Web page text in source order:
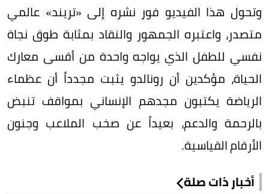
وتحول هذا الفيديو فور نشره إلى «تريند» عالمي
متصدر، واعتبره الجمهور والنقاد بمثابة طوق نجاة
نفسي للطفل الذي يواجه واحدة من أقسى معارك
الحياة، مؤكدين أن رونالدو يثبت مجدداً أن عظماء
الرياضة يكتبون مجدهم الإنساني بمواقف تنبض
بالرحمة والدعم، بعيداً عن صخب الملاعب وجنون
الأرقام القياسية.
أخبار ذات صلة